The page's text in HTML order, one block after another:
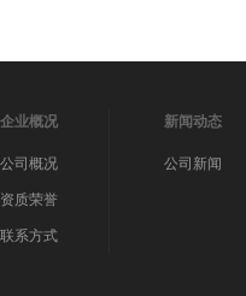
企业概况
公司概况
资质荣誉
联系方式
新闻动态
公司新闻